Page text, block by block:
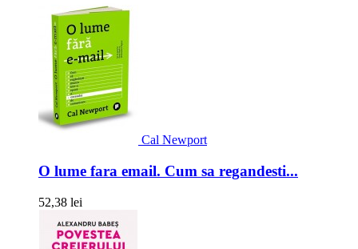
Cal Newport
O lume fara email. Cum sa regandesti...
52,38 lei